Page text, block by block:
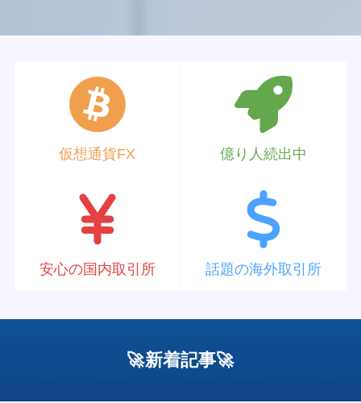
仮想通貨FX 億り人続出中
安心の国内取引所 話題の海外取引所
🚀新着記事🚀